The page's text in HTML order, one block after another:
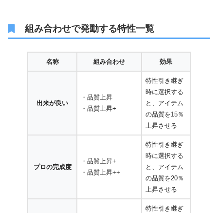
組み合わせで発動する特性一覧
名称 組み合わせ 効果
出来が良い
・品質上昇
・品質上昇+
特性引き継ぎ
時に選択する
と、アイテム
の品質を15％
上昇させる
プロの完成度
・品質上昇+
・品質上昇++
特性引き継ぎ
時に選択する
と、アイテム
の品質を20％
上昇させる
特性引き継ぎ